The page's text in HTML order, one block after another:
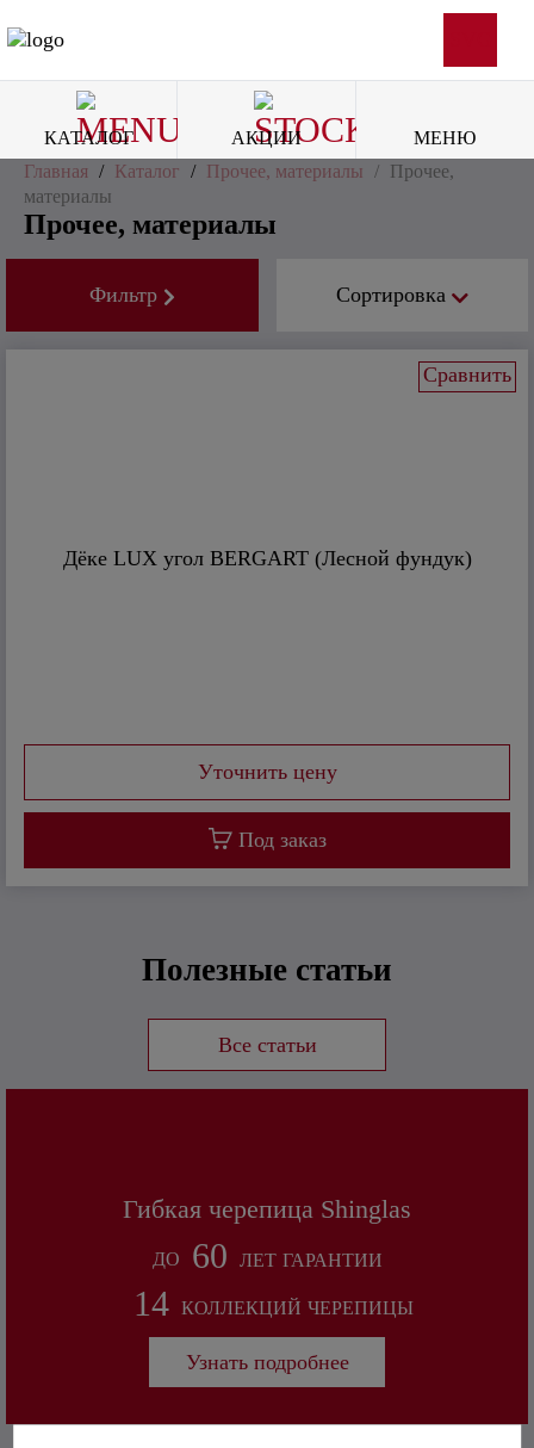
КАТАЛОГ АКЦИИ
МЕНЮ
Главная / Каталог / Прочее, материалы / Прочее,
материалы
Прочее, материалы
Фильтр Сортировка
Дёке LUX угол BERGART (Лесной фундук)
Под заказ
Сравнить
Полезные статьи
Все статьи
Гибкая черепица Shinglas
ДО 60 ЛЕТ ГАРАНТИИ
14 КОЛЛЕКЦИЙ ЧЕРЕПИЦЫ
Узнать подробнее